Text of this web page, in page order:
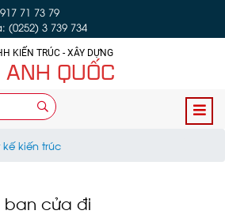
71 73 79
3 739 734
KIẾN TRÚC - XÂY DỰNG
QUỐC
kế kiến trúc
ban cửa đi